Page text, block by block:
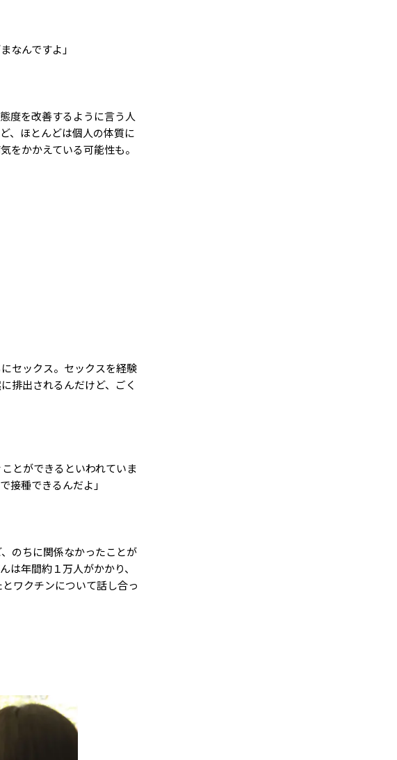
なんですよ」
度を改善するように言う人
、ほとんどは個人の体質に
をかかえている可能性も。
セックス。セックスを経験
排出されるんだけど、ごく
とができるといわれていま
接種できるんだよ」
のちに関係なかったことが
年間約１万人がかかり、
ワクチンについて話し合っ